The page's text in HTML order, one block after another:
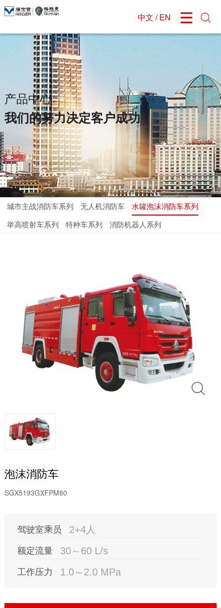

企业介绍
发展历程
组织结构
企业文化
公司荣誉
公司新闻
城市主战消防车系列
无人机消防车
水罐泡沫消防车系列
举高喷射车系列
特种车系列
消防机器人系列
研发能力
产品定制
服务介绍
服务案例
销售网络
售后网络
在线留言
公司招聘
应聘须知
应聘登记

中文 / EN
产品中心
我们的努力决定客户成功
城市主战消防车系列 无人机消防车
水罐泡沫消防车系列
举高喷射车系列
特种车系列 消防机器人系列

泡沫消防车
SGX5193GXFPM80
驾驶室乘员 2+4人
额定流量 30～60 L/s
工作压力 1.0～2.0 MPa